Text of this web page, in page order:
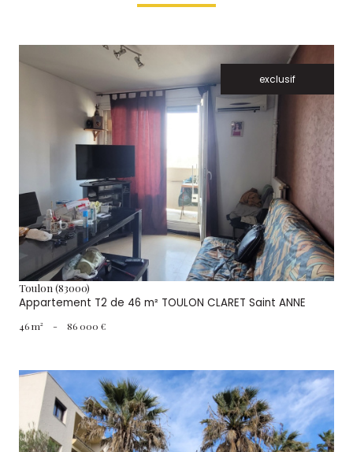
exclusif
VOIR LE BIEN
Toulon (83000)
Appartement T2 de 46 m² TOULON CLARET Saint ANNE
46 m² - 86 000 €